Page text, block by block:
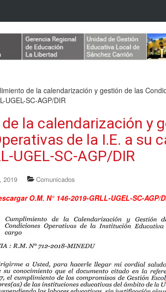
de la calendarización y gestión de las
UGEL-SC-AGP/DIR
la calendarización y
de la I.E. a su
UGEL-SC-AGP/DIR
2019 Comunicados
O.M. N° 146-2019-GRLL-UGEL-SC-AGP/